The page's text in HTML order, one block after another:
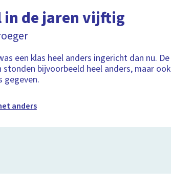
in de jaren vijftig
een klas heel anders ingericht dan nu. De
stonden bijvoorbeeld heel anders, maar ook
gegeven.
anders